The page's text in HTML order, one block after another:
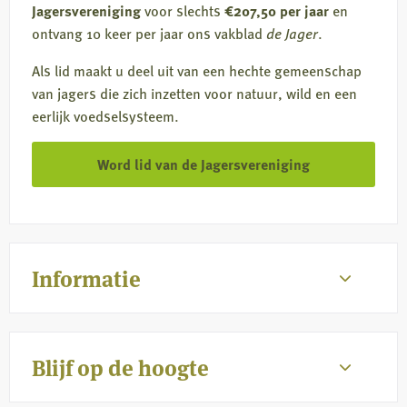
Informatie
Jagersverenigingvoor slechts €207,50 per jaar en
ontvang 10 keer per jaar ons vakblad de Jager.
Als lid maakt u deel uit van een hechte gemeenschap
van jagers die zich inzetten voor natuur, wild en een
eerlijk voedselsysteem.
Word lid van de Jagersvereniging
Blijf op de hoogte